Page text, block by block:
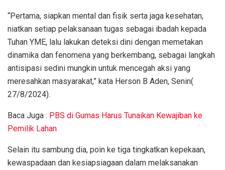
“Pertama, siapkan mental dan fisik serta jaga kesehatan,
niatkan setiap pelaksanaan tugas sebagai ibadah kepada
Tuhan YME, lalu lakukan deteksi dini dengan memetakan
dinamika dan fenomena yang berkembang, sebagai langkah
antisipasi sedini mungkin untuk mencegah aksi yang
meresahkan masyarakat,” kata Herson B Aden, Senin(
27/8/2024).
Baca Juga : PBS di Gumas Harus Tunaikan Kewajiban ke
Pemilik Lahan
Selain itu sambung dia, poin ke tiga tingkatkan kepekaan,
kewaspadaan dan kesiapsiagaan dalam melaksanakan